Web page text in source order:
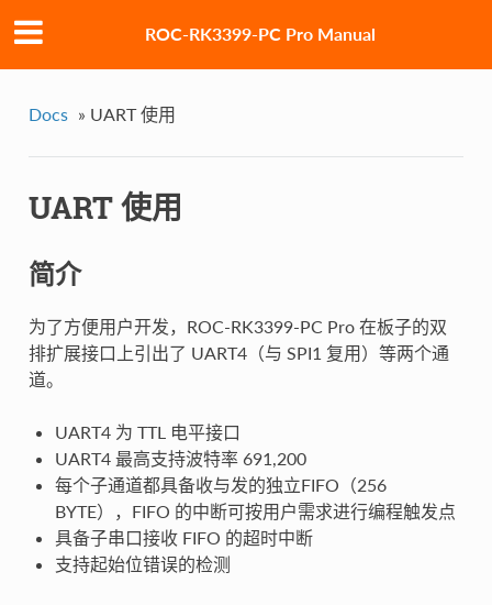
ROC-RK3399-PC Pro Manual
Docs » UART 使用
UART 使用
简介
为了方便用户开发，ROC-RK3399-PC Pro 在板子的双
排扩展接口上引出了 UART4（与 SPI1 复用）等两个通
道。
UART4 为 TTL 电平接口
UART4 最高支持波特率 691,200
每个子通道都具备收与发的独立FIFO（256
BYTE），FIFO 的中断可按用户需求进行编程触发点
具备子串口接收 FIFO 的超时中断
支持起始位错误的检测